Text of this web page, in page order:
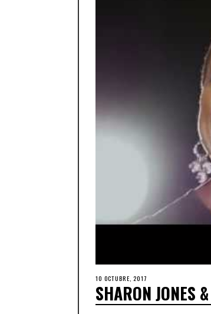
10 OCTUBRE, 2017
SHARON JONES